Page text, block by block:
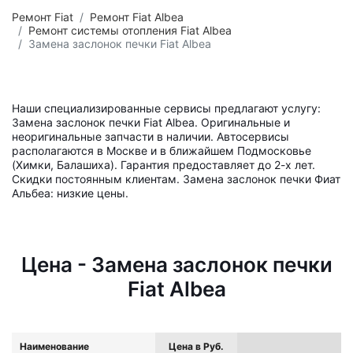
Ремонт Fiat
Ремонт Fiat Albea
Ремонт системы отопления Fiat Albea
Замена заслонок печки Fiat Albea
Наши специализированные сервисы предлагают услугу:
Замена заслонок печки Fiat Albea. Оригинальные и
неоригинальные запчасти в наличии. Автосервисы
располагаются в Москве и в ближайшем Подмосковье
(Химки, Балашиха). Гарантия предоставляет до 2-х лет.
Скидки постоянным клиентам. Замена заслонок печки Фиат
Альбеа: низкие цены.
Цена - Замена заслонок печки
Fiat Albea
Наименование Цена в Руб.